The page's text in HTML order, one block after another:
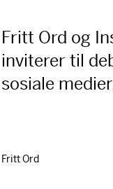
Fritt Ord og
inviterer til
sosiale
Fritt Ord